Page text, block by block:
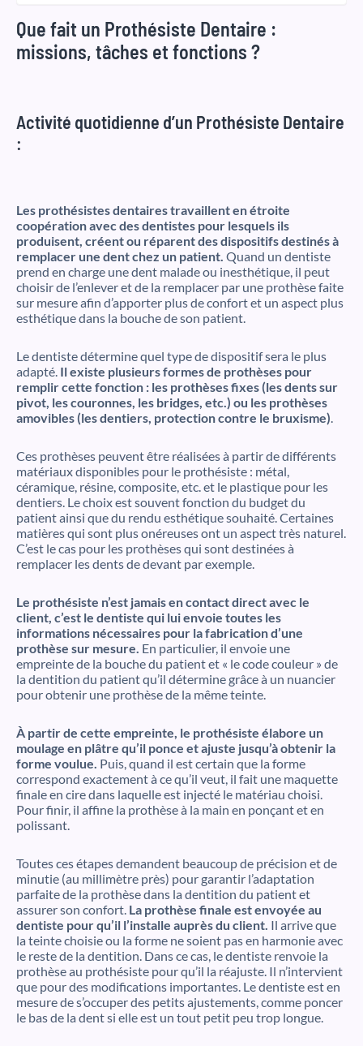
Que fait un Prothésiste Dentaire :
missions, tâches et fonctions ?
Activité quotidienne d’un Prothésiste Dentaire
:
Les prothésistes dentaires travaillent en étroite
coopération avec des dentistes pour lesquels ils
produisent, créent ou réparent des dispositifs destinés à
remplacer une dent chez un patient. Quand un dentiste
prend en charge une dent malade ou inesthétique, il peut
choisir de l’enlever et de la remplacer par une prothèse faite
sur mesure afin d’apporter plus de confort et un aspect plus
esthétique dans la bouche de son patient.
Le dentiste détermine quel type de dispositif sera le plus
adapté. Il existe plusieurs formes de prothèses pour
remplir cette fonction : les prothèses fixes (les dents sur
pivot, les couronnes, les bridges, etc.) ou les prothèses
amovibles (les dentiers, protection contre le bruxisme)
Ces prothèses peuvent être réalisées à partir de différents
matériaux disponibles pour le prothésiste : métal,
céramique, résine, composite, etc. et le plastique pour les
dentiers. Le choix est souvent fonction du budget du
patient ainsi que du rendu esthétique souhaité. Certaines
matières qui sont plus onéreuses ont un aspect très naturel.
C’est le cas pour les prothèses qui sont destinées à
remplacer les dents de devant par exemple.
Le prothésiste n’est jamais en contact direct avec le
client, c’est le dentiste qui lui envoie toutes les
informations nécessaires pour la fabrication d’une
prothèse sur mesure. En particulier, il envoie une
empreinte de la bouche du patient et « le code couleur » de
la dentition du patient qu’il détermine grâce à un nuancier
pour obtenir une prothèse de la même teinte.
À partir de cette empreinte, le prothésiste élabore un
moulage en plâtre qu’il ponce et ajuste jusqu’à obtenir la
forme voulue. Puis, quand il est certain que la forme
correspond exactement à ce qu’il veut, il fait une maquette
finale en cire dans laquelle est injecté le matériau choisi.
Pour finir, il affine la prothèse à la main en ponçant et en
polissant.
Toutes ces étapes demandent beaucoup de précision et de
minutie (au millimètre près) pour garantir l’adaptation
parfaite de la prothèse dans la dentition du patient et
assurer son confort. La prothèse finale est envoyée au
dentiste pour qu’il l’installe auprès du client. Il arrive que
la teinte choisie ou la forme ne soient pas en harmonie avec
le reste de la dentition. Dans ce cas, le dentiste renvoie la
prothèse au prothésiste pour qu’il la réajuste. Il n’intervient
que pour des modifications importantes. Le dentiste est en
mesure de s’occuper des petits ajustements, comme poncer
le bas de la dent si elle est un tout petit peu trop longue.